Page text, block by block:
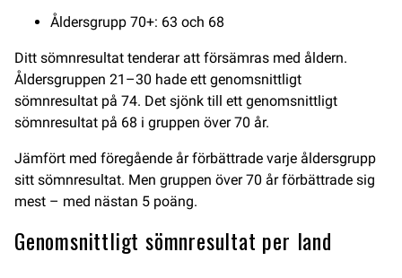
Åldersgrupp 70+: 63 och 68
Ditt sömnresultat tenderar att försämras med åldern.
Åldersgruppen 21–30 hade ett genomsnittligt
sömnresultat på 74. Det sjönk till ett genomsnittligt
sömnresultat på 68 i gruppen över 70 år.
Jämfört med föregående år förbättrade varje åldersgrupp
sitt sömnresultat. Men gruppen över 70 år förbättrade sig
mest – med nästan 5 poäng.
Genomsnittligt sömnresultat per land